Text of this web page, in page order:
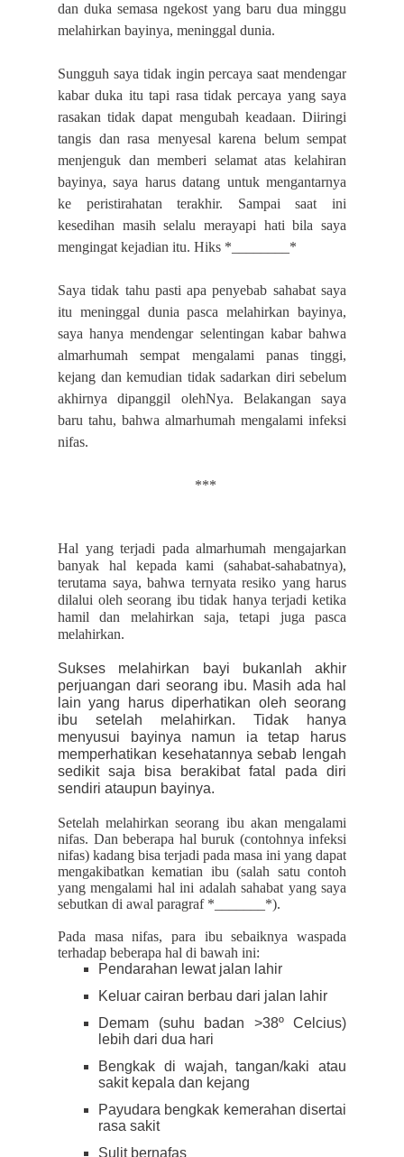
dan duka semasa ngekost yang baru dua minggu
melahirkan bayinya, meninggal dunia.
Sungguh saya tidak ingin percaya saat mendengar
kabar duka itu tapi rasa tidak percaya yang saya
rasakan tidak dapat mengubah keadaan. Diiringi
tangis dan rasa menyesal karena belum sempat
menjenguk dan memberi selamat atas kelahiran
bayinya, saya harus datang untuk mengantarnya
ke peristirahatan terakhir. Sampai saat ini
kesedihan masih selalu merayapi hati bila saya
mengingat kejadian itu. Hiks *________*
Saya tidak tahu pasti apa penyebab sahabat saya
itu meninggal dunia pasca melahirkan bayinya,
saya hanya mendengar selentingan kabar bahwa
almarhumah sempat mengalami panas tinggi,
kejang dan kemudian tidak sadarkan diri sebelum
akhirnya dipanggil olehNya. Belakangan saya
baru tahu, bahwa almarhumah mengalami infeksi
nifas.
***
Hal yang terjadi pada almarhumah mengajarkan
banyak hal kepada kami (sahabat-sahabatnya),
terutama saya, bahwa ternyata resiko yang harus
dilalui oleh seorang ibu tidak hanya terjadi ketika
hamil dan melahirkan saja, tetapi juga pasca
melahirkan.
Sukses melahirkan bayi bukanlah akhir
perjuangan dari seorang ibu. Masih ada hal
lain yang harus diperhatikan oleh seorang
ibu setelah melahirkan. Tidak hanya
menyusui bayinya namun ia tetap harus
memperhatikan kesehatannya sebab lengah
sedikit saja bisa berakibat fatal pada diri
sendiri ataupun bayinya.
Setelah melahirkan seorang ibu akan mengalami
nifas. Dan beberapa hal buruk (contohnya infeksi
nifas) kadang bisa terjadi pada masa ini yang dapat
mengakibatkan kematian ibu (salah satu contoh
yang mengalami hal ini adalah sahabat yang saya
sebutkan di awal paragraf *_______*).
Pada masa nifas, para ibu sebaiknya waspada
terhadap beberapa hal di bawah ini:
Pendarahan lewat jalan lahir
Keluar cairan berbau dari jalan lahir
Demam (suhu badan >38º Celcius)
lebih dari dua hari
Bengkak di wajah, tangan/kaki atau
sakit kepala dan kejang
Payudara bengkak kemerahan disertai
rasa sakit
Sulit bernafas